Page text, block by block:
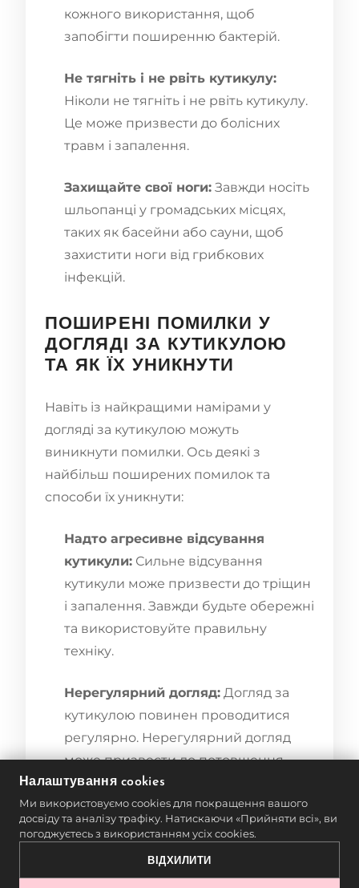
кожного використання, щоб
запобігти поширенню бактерій.
Не тягніть і не рвіть кутикулу:
Ніколи не тягніть і не рвіть кутикулу.
Це може призвести до болісних
травм і запалення.
Захищайте свої ноги: Завжди носіть
шльопанці у громадських місцях,
таких як басейни або сауни, щоб
захистити ноги від грибкових
інфекцій.
ПОШИРЕНІ ПОМИЛКИ У
ДОГЛЯДІ ЗА КУТИКУЛОЮ
ТА ЯК ЇХ УНИКНУТИ
Навіть із найкращими намірами у
догляді за кутикулою можуть
виникнути помилки. Ось деякі з
найбільш поширених помилок та
способи їх уникнути:
Надто агресивне відсування
кутикули: Сильне відсування
кутикули може призвести до тріщин
і запалення. Завжди будьте обережні
та використовуйте правильну
техніку.
Нерегулярний догляд: Догляд за
кутикулою повинен проводитися
регулярно. Нерегулярний догляд
може призвести до потовщення
кутикули, що ускладнить її
відсування.
Зневага зволоженням:Пропуск
зволоження може призвести до
Налаштування cookies
Ми використовуємо cookies для покращення вашого
досвіду та аналізу трафіку. Натискаючи «Прийняти всі», ви
погоджуєтесь з використанням усіх cookies.
ВІДХИЛИТИ